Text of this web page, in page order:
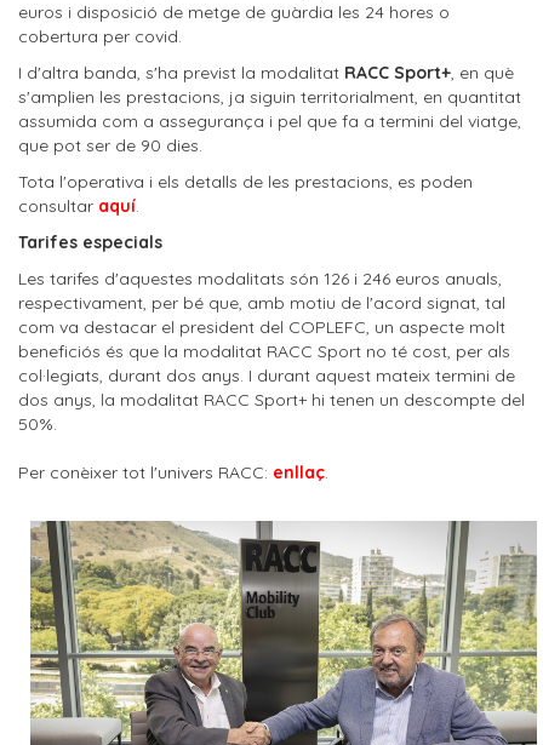
euros i disposició de metge de guàrdia les 24 hores o
cobertura per covid.
I d'altra banda, s'ha previst la modalitat RACC Sport+, en què
s'amplien les prestacions, ja siguin territorialment, en quantitat
assumida com a assegurança i pel que fa a termini del viatge,
que pot ser de 90 dies.
Tota l'operativa i els detalls de les prestacions, es poden
consultar aquí.
Tarifes especials
Les tarifes d'aquestes modalitats són 126 i 246 euros anuals,
respectivament, per bé que, amb motiu de l'acord signat, tal
com va destacar el president del COPLEFC, un aspecte molt
beneficiós és que la modalitat RACC Sport no té cost, per als
col·legiats, durant dos anys. I durant aquest mateix termini de
dos anys, la modalitat RACC Sport+ hi tenen un descompte del
50%.
Per conèixer tot l'univers RACC: enllaç.